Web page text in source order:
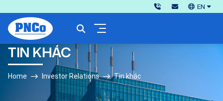
EN
TIN KHÁC
Home Investor Relations Tin khác